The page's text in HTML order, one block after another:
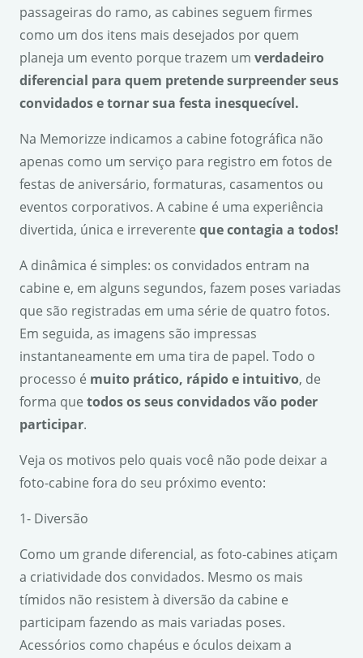
passageiras do ramo, as cabines seguem firmes
como um dos itens mais desejados por quem
planeja um evento porque trazem um verdadeiro
diferencial para quem pretende surpreender seus
convidados e tornar sua festa inesquecível.
Na Memorizze indicamos a cabine fotográfica não
apenas como um serviço para registro em fotos de
festas de aniversário, formaturas, casamentos ou
eventos corporativos. A cabine é uma experiência
divertida, única e irreverente que contagia a todos!
A dinâmica é simples: os convidados entram na
cabine e, em alguns segundos, fazem poses variadas
que são registradas em uma série de quatro fotos.
Em seguida, as imagens são impressas
instantaneamente em uma tira de papel. Todo o
processo é muito prático, rápido e intuitivo, de
forma que todos os seus convidados vão poder
participar.
Veja os motivos pelo quais você não pode deixar a
foto-cabine fora do seu próximo evento:
1- Diversão
Como um grande diferencial, as foto-cabines atiçam
a criatividade dos convidados. Mesmo os mais
tímidos não resistem à diversão da cabine e
participam fazendo as mais variadas poses.
Acessórios como chapéus e óculos deixam a